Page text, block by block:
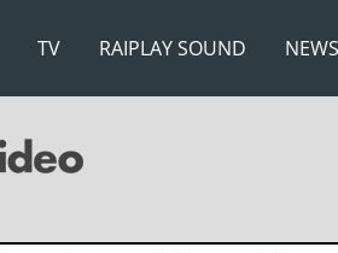
TV RAIPLAY SOUND NEWS